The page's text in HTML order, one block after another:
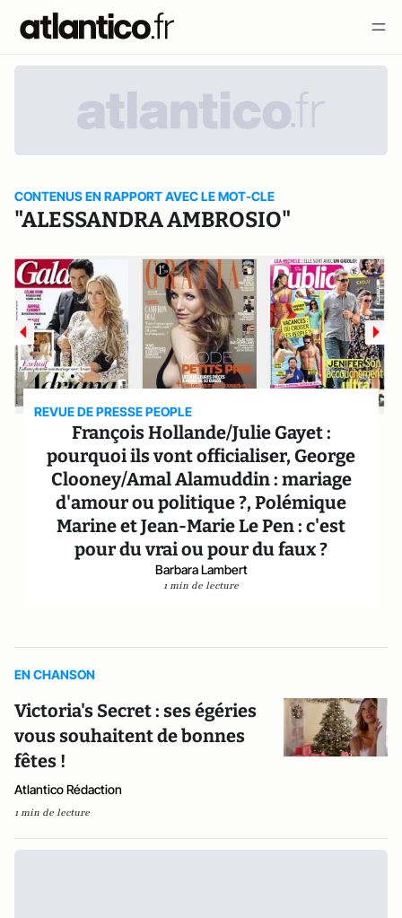
CONTENUS EN RAPPORT AVEC LE MOT-CLE
"ALESSANDRA AMBROSIO"
REVUE DE PRESSE PEOPLE
François Hollande/Julie Gayet :
pourquoi ils vont officialiser, George
Clooney/Amal Alamuddin : mariage
d'amour ou politique ?, Polémique
Marine et Jean-Marie Le Pen : c'est
pour du vrai ou pour du faux ?
Barbara Lambert
1 min de lecture
EN CHANSON
Victoria's Secret : ses égéries
vous souhaitent de bonnes
fêtes !
Atlantico Rédaction
1 min de lecture